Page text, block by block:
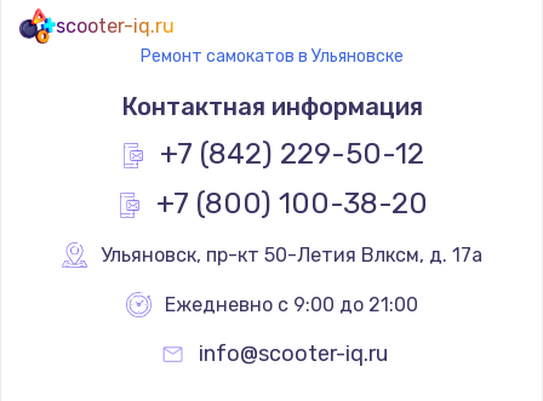
scooter-iq.ru
Ремонт самокатов в Ульяновске
Контактная информация
+7 (842) 229-50-12
+7 (800) 100-38-20
Ульяновск, пр-кт 50-Летия Влксм, д. 17а
Ежедневно с 9:00 до 21:00
info@scooter-iq.ru